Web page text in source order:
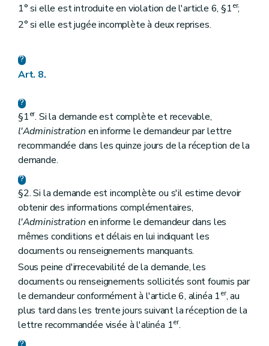
1° si elle est introduite en violation de l'article 6, §1er;
2° si elle est jugée incomplète à deux reprises.
Art. 8.
§1er. Si la demande est complète et recevable,
l'Administration en informe le demandeur par lettre
recommandée dans les quinze jours de la réception de la
demande.
§2. Si la demande est incomplète ou s'il estime devoir
obtenir des informations complémentaires,
l'Administration en informe le demandeur dans les
mêmes conditions et délais en lui indiquant les
documents ou renseignements manquants.
Sous peine d'irrecevabilité de la demande, les
documents ou renseignements sollicités sont fournis par
le demandeur conformément à l'article 6, alinéa 1er, au
plus tard dans les trente jours suivant la réception de la
lettre recommandée visée à l'alinéa 1er.